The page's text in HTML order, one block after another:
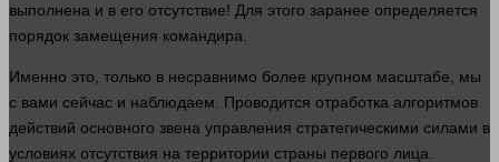
выполнена и в его отсутствие! Для этого заранее определяется
порядок замещения командира.
Именно это, только в несравнимо более крупном масштабе, мы
с вами сейчас и наблюдаем. Проводится отработка алгоритмов
действий основного звена управления стратегическими силами в
условиях отсутствия на территории страны первого лица